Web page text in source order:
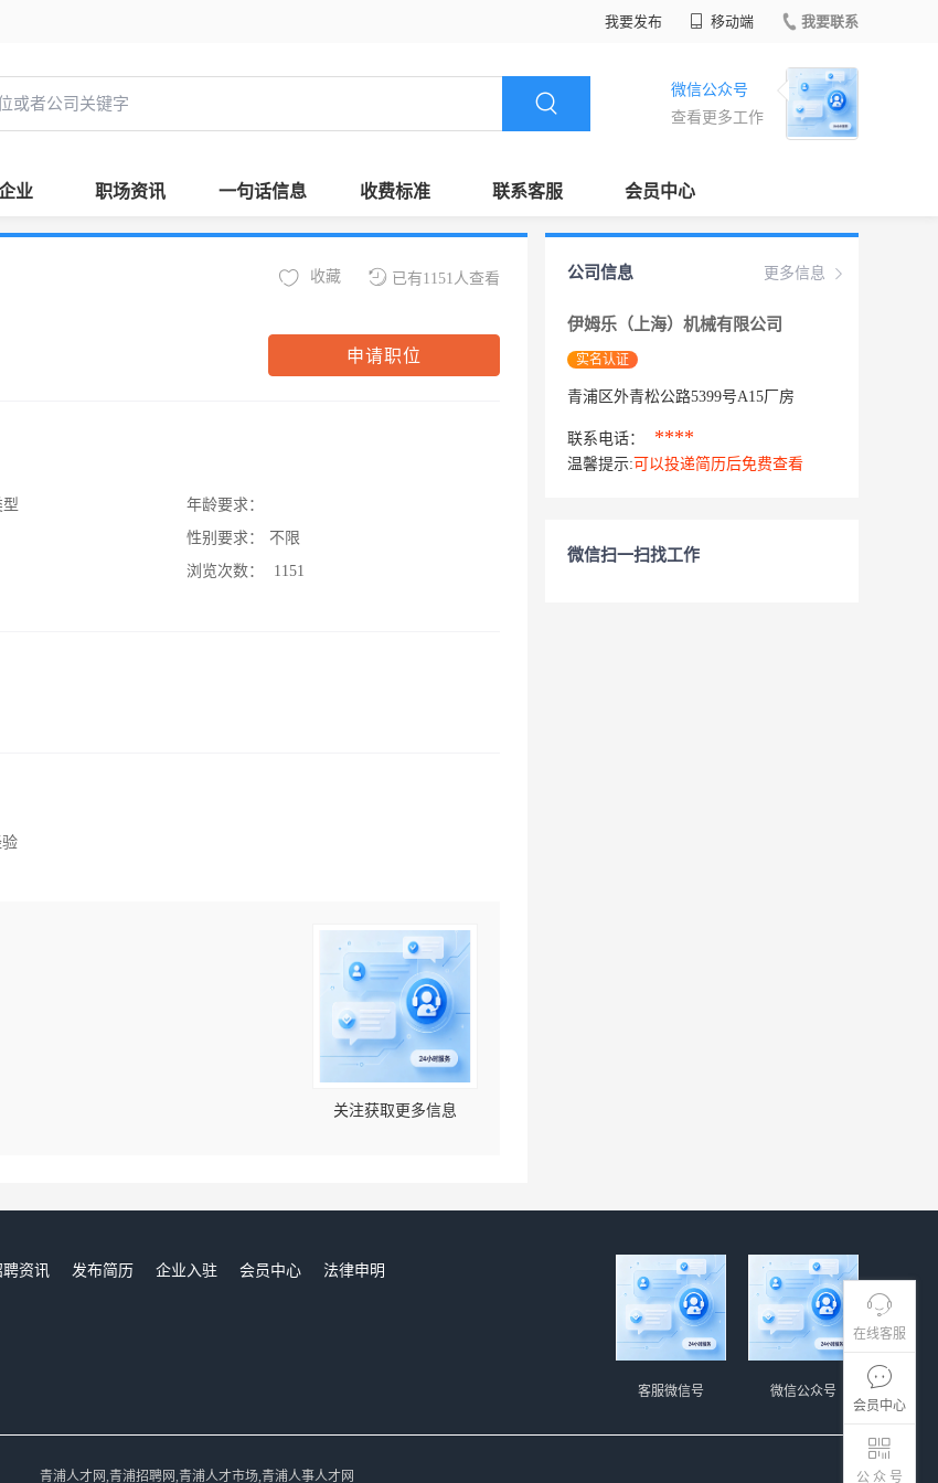
我要发布 移动端 我要联系
微信公众号
查看更多工作
业 职场资讯 一句话信息 收费标准 联系客服 会员中心
在线客服
会员中心
公 众 号
已有1151人查看
收藏
申请职位
年龄要求：
性别要求：
不限
浏览次数：
1151
关注获取更多信息
更多信息
公司信息
伊姆乐（上海）机械有限公司
实名认证
青浦区外青松公路5399号A15厂房
联系电话： ****
温馨提示: 可以投递简历后免费查看
微信扫一扫找工作
聘资讯 发布简历 企业入驻 会员中心
法律申明
微信公众号
客服微信号
青浦人才网,青浦招聘网,青浦人才市场,青浦人事人才网